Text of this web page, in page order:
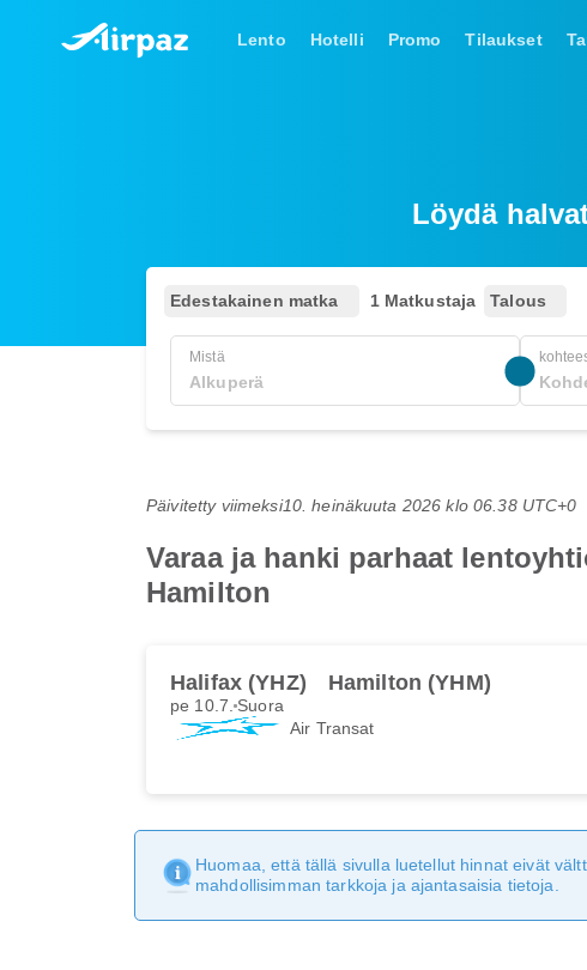
Lento Hotelli Promo Tilaukset
Löydä
Edestakainen matka 1 Matkustaja Talous
Mistä
Päivitetty viimeksi10. heinäkuuta 2026 klo 06.38 UTC+0
Varaa ja hanki parhaat
Hamilton
Halifax (YHZ) Hamilton (YHM)
pe 10.7. Suora
Air Transat
Huomaa, että tällä sivulla luetellut hinnat eivät
mahdollisimman tarkkoja ja ajantasaisia tietoja.